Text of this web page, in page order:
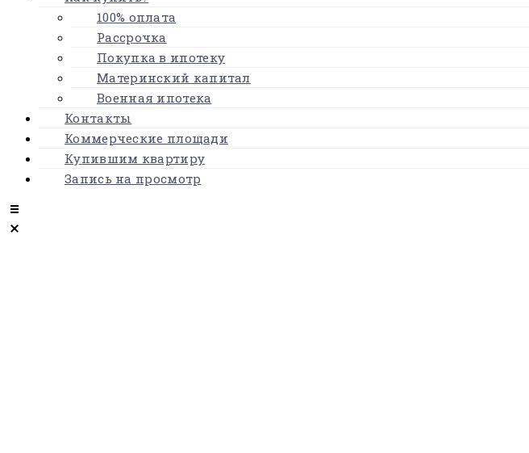
100% оплата
Рассрочка
Покупка в ипотеку
Материнский капитал
Военная ипотека
Контакты
Коммерческие площади
Купившим квартиру
Запись на просмотр